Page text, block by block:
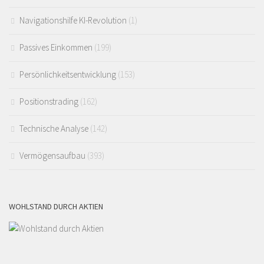
Navigationshilfe KI-Revolution (1)
Passives Einkommen (199)
Persönlichkeitsentwicklung (153)
Positionstrading (162)
Technische Analyse (142)
Vermögensaufbau (393)
WOHLSTAND DURCH AKTIEN